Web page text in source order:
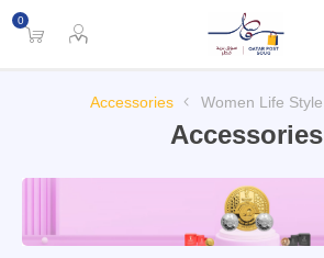
0
Women Life Style
Accessories
Accessories